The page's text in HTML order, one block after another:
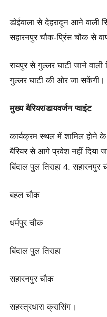
डोईवाला से देहरादून आने वाली
सहारनपुर चौक-प्रिंस चौक से
रायपुर से गुल्लर घाटी जाने वाली
गुल्लर घाटी की ओर जा सकेंगी।
मुख्य बैरियर/डायवर्जन प्वाइंट
कार्यक्रम स्थल में शामिल होने
बैरियर से आगे प्रवेश नहीं दिया
बिंदाल पुल तिराहा 4.
बहल चौक
धर्मपुर चौक
बिंदाल पुल तिराहा
सहारनपुर चौक
सहस्त्रधारा क्रासिंग।